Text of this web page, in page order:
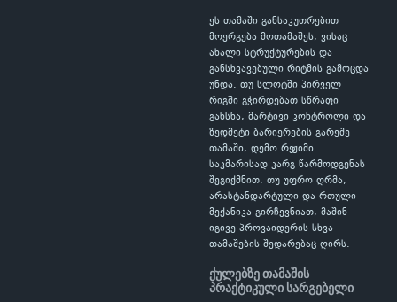
ეს თამაში განსაკუთრებით
მოერგება მოთამაშეს, ვისაც
ახალი სტრუქტურების და
განსხვავებული რიტმის გამოცდა
უნდა. თუ სლოტში პირველ
რიგში გჭირდებათ სწრაფი
გახსნა, მარტივი კონტროლი და
ზედმეტი ბარიერების გარეშე
თამაში, დემო რეჟიმი
საკმარისად კარგ წარმოდგენას
შეგიქმნით. თუ უფრო ღრმა,
არასტანდარტული და რთული
მექანიკა გირჩევნიათ, მაშინ
იგივე პროვაიდერის სხვა
თამაშების შედარებაც ღირს.
ქულებზე თამაშის
პრაქტიკული სარგებელი